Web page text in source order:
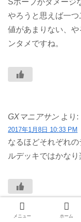
Sホープがダメージ
やろうと思えば一
値があまりない、
ンタメですね。
GXマニアサン より:
2017年1月8日 10:33 PM
なるほどそれぞれ
ルデッキではかな
メニュー ホーム